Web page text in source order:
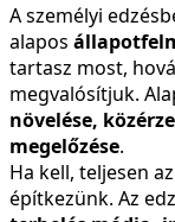
A személyi
alapos
tartasz most,
megvalósítjuk.
növelése,
megelőzése.
Ha kell, teljesen
építkezünk. Az